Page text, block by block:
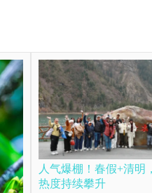
人气爆棚！春假+清明
热度持续攀升